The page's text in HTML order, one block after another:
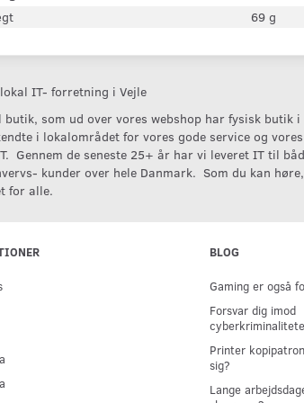
69 g
IT- forretning i Vejle
butik, som ud over vores webshop har fysisk butik i
i lokalområdet for vores gode service og vores
Gennem de seneste 25+ år har vi leveret IT til
kunder over hele Danmark. Som du kan
for alle.
BLOG
Gaming er også
Forsvar dig imod
Printer
sig?
Lange